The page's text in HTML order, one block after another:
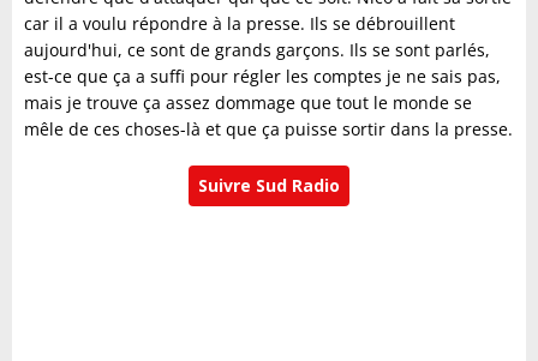
car il a voulu répondre à la presse. Ils se débrouillent
aujourd'hui, ce sont de grands garçons. Ils se sont parlés,
est-ce que ça a suffi pour régler les comptes je ne sais pas,
mais je trouve ça assez dommage que tout le monde se
mêle de ces choses-là et que ça puisse sortir dans la presse.
Suivre Sud Radio